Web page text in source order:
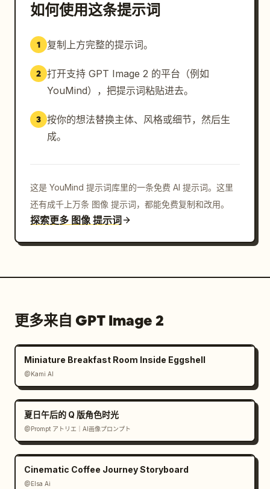
如何使用这条提示词
1 复制上方完整的提示词。
2 打开支持 GPT Image 2 的平台（例如
YouMind），把提示词粘贴进去。
3 按你的想法替换主体、风格或细节，然后生
成。
这是 YouMind 提示词库里的一条免费 AI 提示词。这里
还有成千上万条 图像 提示词，都能免费复制和改用。
探索更多 图像 提示词
更多来自 GPT Image 2
Miniature Breakfast Room Inside Eggshell
@Kami AI
夏日午后的 Q 版角色时光
@Prompt アトリエ｜AI画像プロンプト
Cinematic Coffee Journey Storyboard
@Elsa Ai